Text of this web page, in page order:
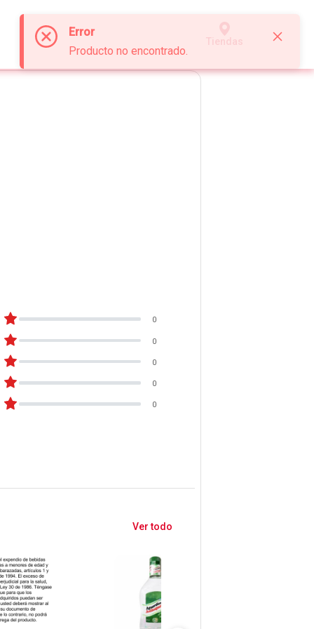
Error
Producto no encontrado.
Tiendas
0
0
0
0
0
Ver todo